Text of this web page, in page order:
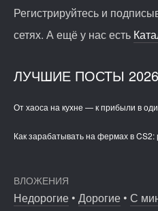
1230
премиального...
Coffee Way приступил к
модели производства...
Регистрируйтесь и
сетях. А ещё у нас есть
ЛУЧШИЕ ПОСТЫ 2026
От хаоса на кухне — к прибыли в
Как зарабатывать на фермах в CS2:
ВЛОЖЕНИЯ
Недорогие • Дорогие • С